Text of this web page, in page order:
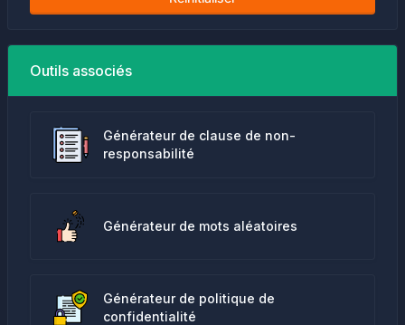
Outils associés
Générateur de clause de non-
responsabilité
Générateur de mots aléatoires
Générateur de politique de
confidentialité